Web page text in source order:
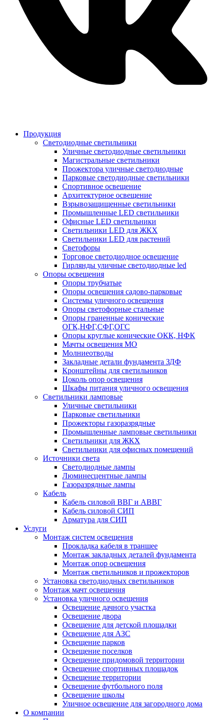
Продукция
Светодиодные светильники
Уличные светодиодные светильники
Магистральные светильники
Прожектора уличные светодиодные
Парковые светодиодные светильники
Спортивное освещение
Архитектурное освещение
Взрывозащищенные светильники
Промышленные LED светильники
Офисные LED светильники
Cветильники LED для ЖКХ
Светильники LED для растений
Светофоры
Торговое светодиодное освещение
Гирлянды уличные светодиодные led
Опоры освещения
Опоры трубчатые
Опоры освещения садово-парковые
Системы уличного освещения
Опоры светофорные стальные
Опоры граненные конические
ОГК,НФГ,СФГ,ОГС
Опоры круглые конические ОКК, НФК
Мачты освещения МО
Молниеотводы
Закладные детали фундамента ЗДФ
Кронштейны для светильников
Цоколь опор освещения
Шкафы питания уличного освещения
Светильники ламповые
Уличные светильники
Парковые светильники
Прожекторы газоразрядные
Промышленные ламповые светильники
Светильники для ЖКХ
Светильники для офисных помещений
Источники света
Светодиодные лампы
Люминесцентные лампы
Газоразрядные лампы
Кабель
Кабель силовой ВВГ и АВВГ
Кабель силовой СИП
Арматура для СИП
Услуги
Монтаж систем освещения
Прокладка кабеля в траншее
Монтаж закладных деталей фундамента
Монтаж опор освещения
Монтаж светильников и прожекторов
Установка светодиодных светильников
Монтаж мачт освещения
Установка уличного освещения
Освещение дачного участка
Освещение двора
Освещение для детской площадки
Освещение для АЗС
Освещение парков
Освещение поселков
Освещение придомовой территории
Освещение спортивных площадок
Освещение территории
Освещение футбольного поля
Освещение школы
Уличное освещение для загородного дома
О компании